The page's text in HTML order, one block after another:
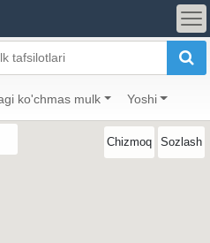
ko'chmas mulk Yoshi
Chizmoq Sozlash